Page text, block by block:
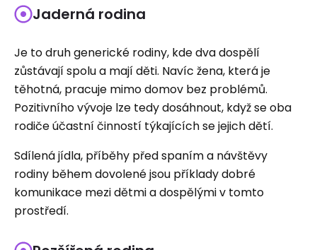
Jaderná rodina
Je to druh generické rodiny, kde dva dospělí
zůstávají spolu a mají děti. Navíc žena, která je
těhotná, pracuje mimo domov bez problémů.
Pozitivního vývoje lze tedy dosáhnout, když se oba
rodiče účastní činností týkajících se jejich dětí.
Sdílená jídla, příběhy před spaním a návštěvy
rodiny během dovolené jsou příklady dobré
komunikace mezi dětmi a dospělými v tomto
prostředí.